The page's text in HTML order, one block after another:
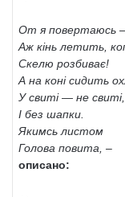
От я повертаюсь
Аж кінь летить,
Скелю розбиває!
А на коні сидить
У свиті — не свиті,
І без шапки.
Якимсь листом
Голова повита, –
описано: